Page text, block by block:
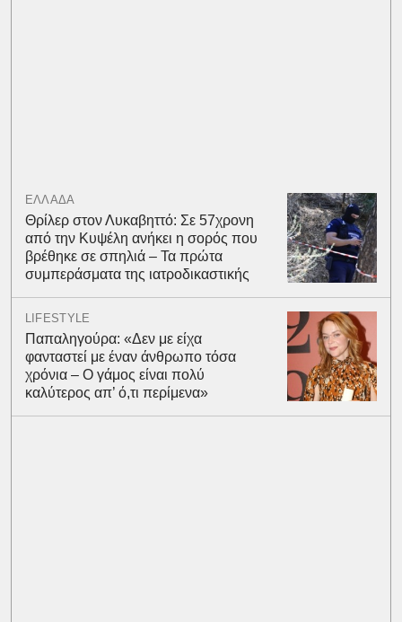
ΕΛΛΑΔΑ
Θρίλερ στον Λυκαβηττό: Σε 57χρονη
από την Κυψέλη ανήκει η σορός που
βρέθηκε σε σπηλιά – Τα πρώτα
συμπεράσματα της ιατροδικαστικής
LIFESTYLE
Παπαληγούρα: «Δεν με είχα
φανταστεί με έναν άνθρωπο τόσα
χρόνια – Ο γάμος είναι πολύ
καλύτερος απ’ ό,τι περίμενα»